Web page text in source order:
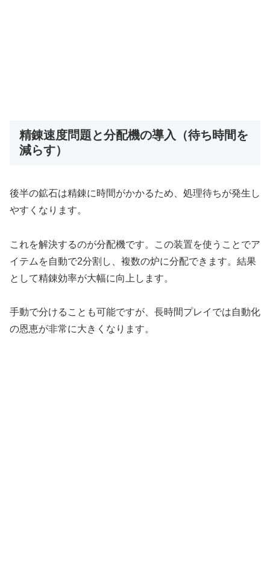
精錬速度問題と分配機の導入（待ち時間を
減らす）
後半の鉱石は精錬に時間がかかるため、処理待ちが発生し
やすくなります。
これを解決するのが分配機です。この装置を使うことでア
イテムを自動で2分割し、複数の炉に分配できます。結果
として精錬効率が大幅に向上します。
手動で分けることも可能ですが、長時間プレイでは自動化
の恩恵が非常に大きくなります。